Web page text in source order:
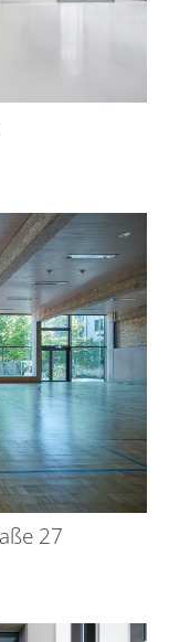
27